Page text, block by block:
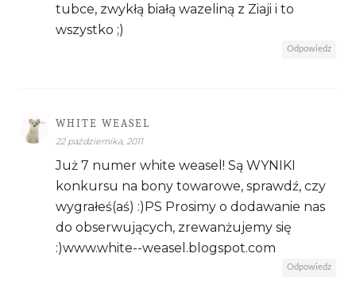
tubce, zwykłą białą wazeliną z Ziaji i to
wszystko ;)
Odpowiedz
WHITE WEASEL
22 października, 2011
Już 7 numer white weasel! Są WYNIKI
konkursu na bony towarowe, sprawdź, czy
wygrałeś(aś) :)PS Prosimy o dodawanie nas
do obserwujących, zrewanżujemy się
:)www.white--weasel.blogspot.com
Odpowiedz